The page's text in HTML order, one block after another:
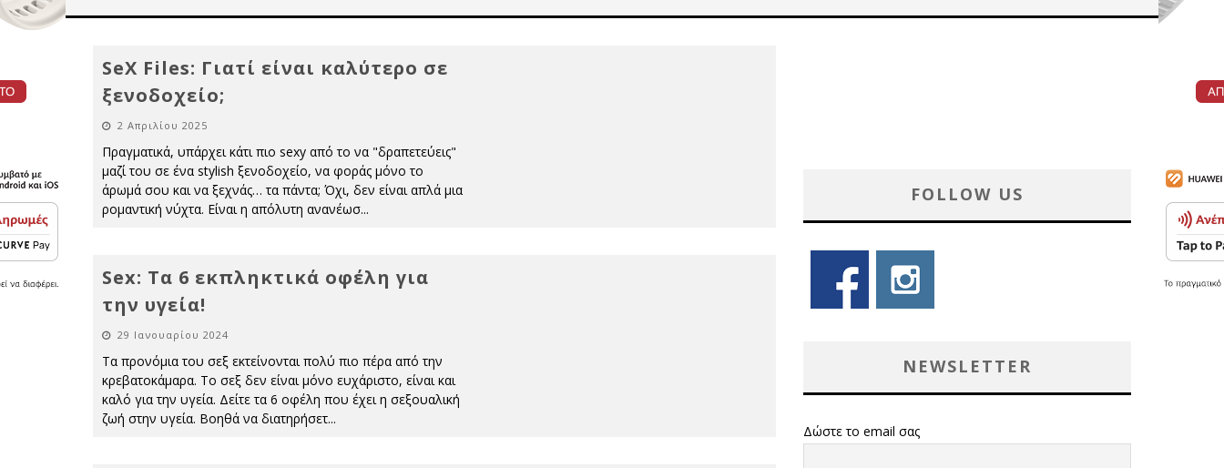
SeX Files: Γιατί είναι καλύτερο σε
ξενοδοχείο;
2 Απριλίου 2025
Πραγματικά, υπάρχει κάτι πιο sexy από το να "δραπετεύεις"
μαζί του σε ένα stylish ξενοδοχείο, να φοράς μόνο το
άρωμά σου και να ξεχνάς… τα πάντα; Όχι, δεν είναι απλά μια
ρομαντική νύχτα. Είναι η απόλυτη ανανέωσ...
Sex: Τα 6 εκπληκτικά οφέλη για
την υγεία!
29 Ιανουαρίου 2024
Τα προνόμια του σεξ εκτείνονται πολύ πιο πέρα από την
κρεβατοκάμαρα. Το σεξ δεν είναι μόνο ευχάριστο, είναι και
καλό για την υγεία. Δείτε τα 6 οφέλη που έχει η σεξουαλική
ζωή στην υγεία. Βοηθά να διατηρήσετ...
FOLLOW US
NEWSLETTER
Δώστε το email σας